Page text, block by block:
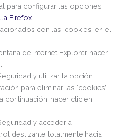
para configurar las opciones.
Firefox
con las ‘cookies’ en el
de Internet Explorer hacer
y utilizar la opción
para eliminar las ‘cookies’.
continuación, hacer clic en
y acceder a
deslizante totalmente hacia